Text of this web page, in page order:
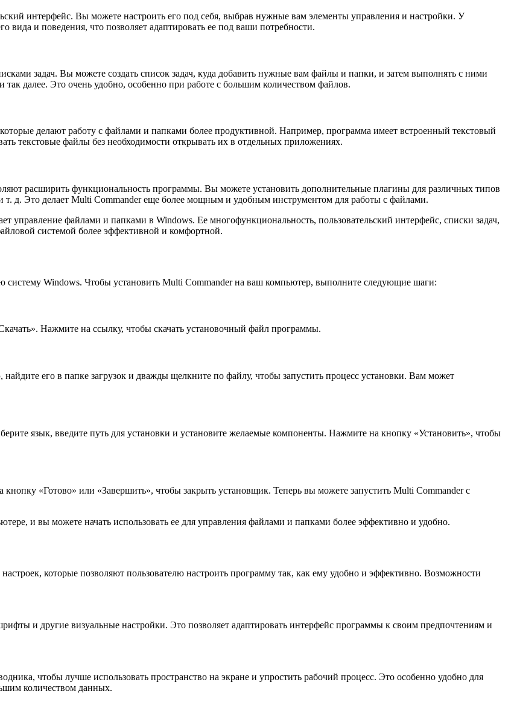
интерфейс. Вы можете настроить его под себя, выбрав нужные вам элементы управления и настройки. У
и поведения, что позволяет адаптировать ее под ваши потребности.
задач. Вы можете создать список задач, куда добавить нужные вам файлы и папки, и затем выполнять с ними
далее. Это очень удобно, особенно при работе с большим количеством файлов.
делают работу с файлами и папками более продуктивной. Например, программа имеет встроенный текстовый
текстовые файлы без необходимости открывать их в отдельных приложениях.
расширить функциональность программы. Вы можете установить дополнительные плагины для различных типов
д. Это делает Multi Commander еще более мощным и удобным инструментом для работы с файлами.
управление файлами и папками в Windows. Ее многофункциональность, пользовательский интерфейс, списки задач,
системой более эффективной и комфортной.
систему Windows. Чтобы установить Multi Commander на ваш компьютер, выполните следующие шаги:
Нажмите на ссылку, чтобы скачать установочный файл программы.
его в папке загрузок и дважды щелкните по файлу, чтобы запустить процесс установки. Вам может
язык, введите путь для установки и установите желаемые компоненты. Нажмите на кнопку «Установить», чтобы
«Готово» или «Завершить», чтобы закрыть установщик. Теперь вы можете запустить Multi Commander с
и вы можете начать использовать ее для управления файлами и папками более эффективно и удобно.
которые позволяют пользователю настроить программу так, как ему удобно и эффективно. Возможности
и другие визуальные настройки. Это позволяет адаптировать интерфейс программы к своим предпочтениям и
чтобы лучше использовать пространство на экране и упростить рабочий процесс. Это особенно удобно для
количеством данных.